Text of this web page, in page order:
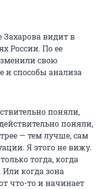
Захарова видит в
России. По ее
свою
и способы анализа
поняли,
поняли,
— тем лучше, сам
Я этого не вижу.
тогда, когда
когда зона
что-то и начинает